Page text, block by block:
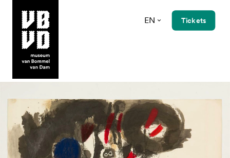
museum van Bommel van Dam
EN Tickets